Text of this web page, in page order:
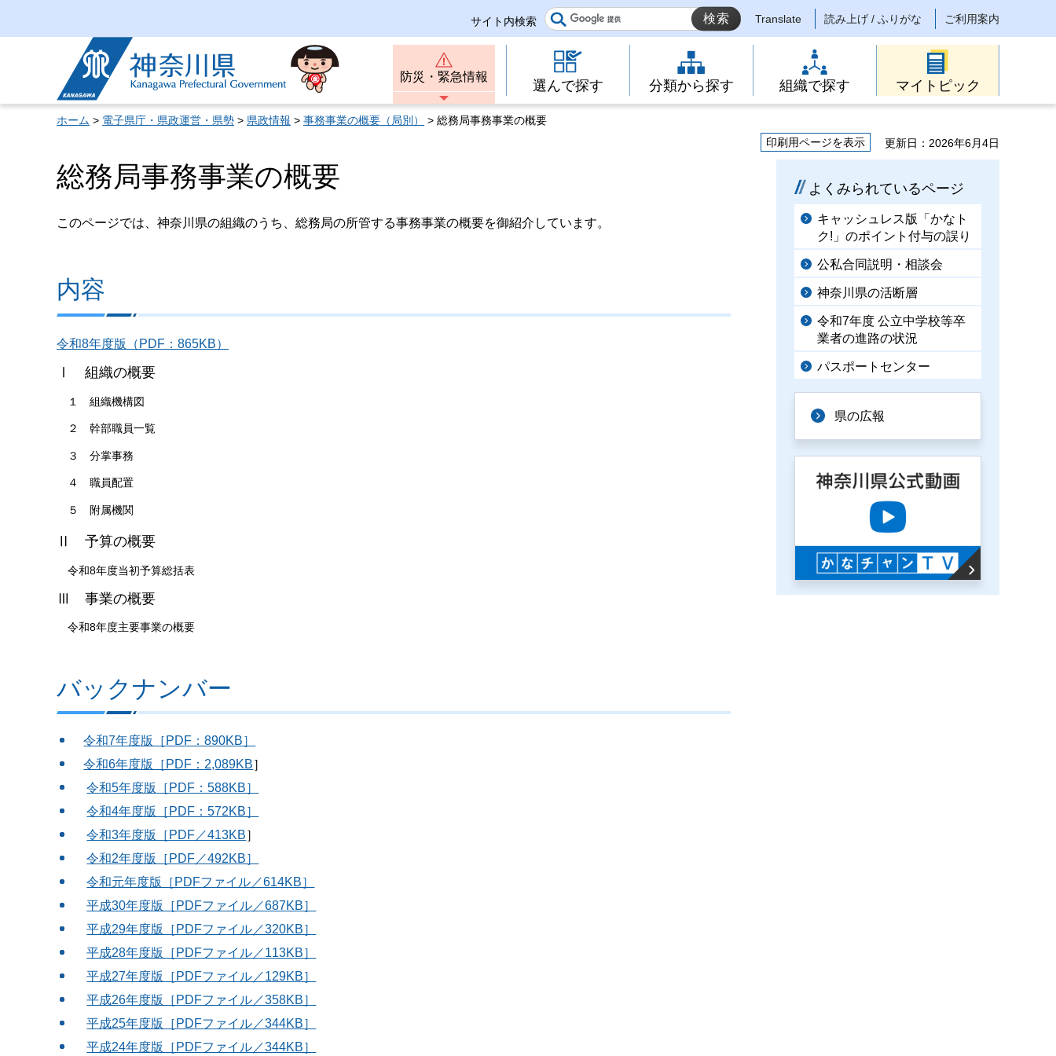
サイト内検索 Translate 読み上げ / ふりがな ご利用案内
神奈川県
防災・緊急情報
選んで探す 分類から探す 組織で探す マイトピック
ホーム > 電子県庁・県政運営・県勢 > 県政情報 > 事務事業の概要（局別）
> 総務局事務事業の概要
印刷用ページを表示
更新日：2026年6月4日
総務局事務事業の概要
このページでは、神奈川県の組織のうち、総務局の所管する事務事業の概要を御紹介しています。
内容
令和8年度版（PDF：865KB）
Ⅰ 組織の概要
１ 組織機構図
２ 幹部職員一覧
３ 分掌事務
４ 職員配置
５ 附属機関
Ⅱ 予算の概要
令和8年度当初予算総括表
Ⅲ 事業の概要
令和8年度主要事業の概要
バックナンバー
令和7年度版［PDF：890KB］
令和6年度版［PDF：2,089KB］
令和5年度版［PDF：588KB］
令和4年度版［PDF：572KB］
令和3年度版［PDF／413KB］
令和2年度版［PDF／492KB］
令和元年度版［PDFファイル／614KB］
平成30年度版［PDFファイル／687KB］
平成29年度版［PDFファイル／320KB］
平成28年度版［PDFファイル／113KB］
平成27年度版［PDFファイル／129KB］
平成26年度版［PDFファイル／358KB］
平成25年度版［PDFファイル／344KB］
平成24年度版［PDFファイル／344KB］
よくみられているページ
キャッシュレス版「かなト
ク!」のポイント付与の誤り
公私合同説明・相談会
神奈川県の活断層
令和7年度 公立中学校等卒
業者の進路の状況
パスポートセンター
県の広報